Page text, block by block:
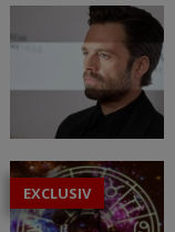
EXCLUSIV